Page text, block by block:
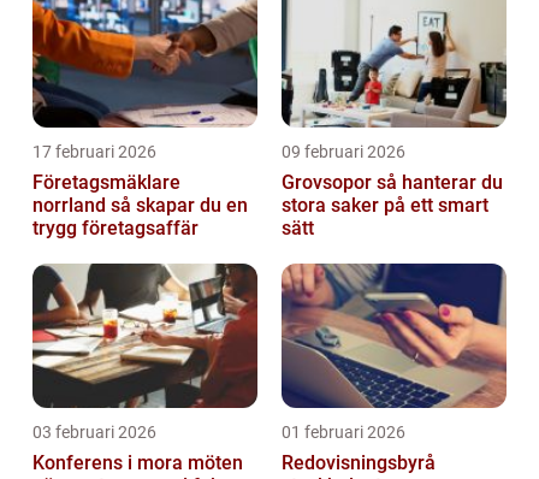
17 februari 2026
Företagsmäklare
norrland så skapar du en
trygg företagsaffär
09 februari 2026
Grovsopor så hanterar du
stora saker på ett smart
sätt
03 februari 2026
Konferens i mora möten
01 februari 2026
Redovisningsbyrå